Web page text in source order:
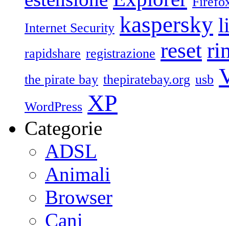
Internet Security kaspersky
rapidshare registrazione reset
the pirate bay thepiratebay.org usb
WordPress XP
Categorie
ADSL
Animali
Browser
Cani